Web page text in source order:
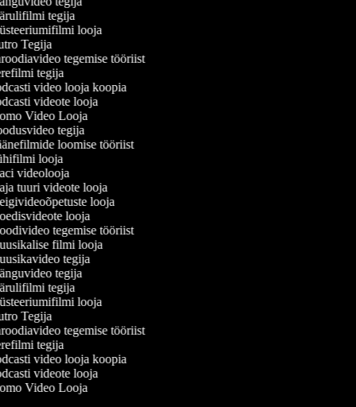
tegija
looja
Tegija
tegemise tööriist
tegija
video looja koopia
videote looja
Video Looja
tegija
loomise tööriist
looja
videolooja
tuuri videote looja
looja
looja
tegemise tööriist
filmi looja
tegija
tegija
tegija
looja
Tegija
tegemise tööriist
tegija
video looja koopia
videote looja
Video Looja